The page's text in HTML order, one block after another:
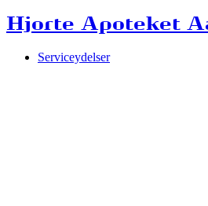
Hjorte Apoteket
Serviceydelser